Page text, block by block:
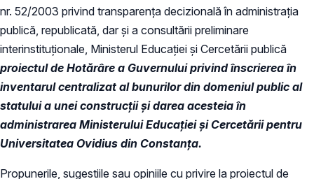
nr. 52/2003 privind transparenţa decizională în administraţia
publică, republicată, dar și a consultării preliminare
interinstituționale, Ministerul Educaţiei și Cercetării publică
proiectul de Hotărâre a Guvernului privind înscrierea în
inventarul centralizat al bunurilor din domeniul public al
statului a unei construcții şi darea acesteia în
administrarea Ministerului Educației și Cercetării pentru
Universitatea Ovidius din Constanța.
Propunerile, sugestiile sau opiniile cu privire la proiectul de